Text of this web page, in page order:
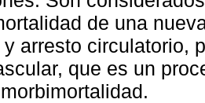
de una
y arresto circulatorio,
que es un